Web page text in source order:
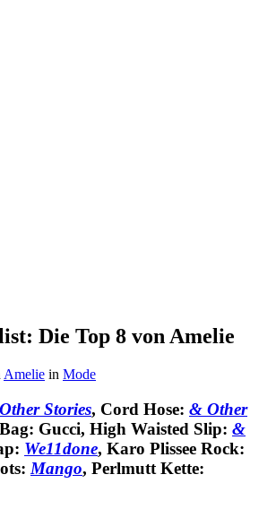
Die Top 8 von Amelie
Amelie in Mode
Stories, Cord Hose: & Other
Gucci, High Waisted Slip: &
We11done, Karo Plissee Rock:
Mango, Perlmutt Kette: